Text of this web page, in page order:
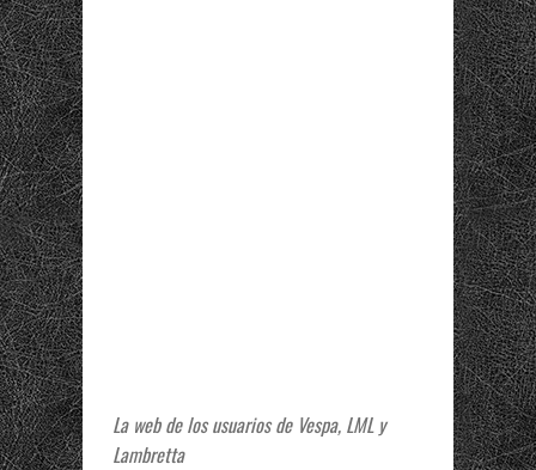
La web de los usuarios de Vespa, LML y
Lambretta